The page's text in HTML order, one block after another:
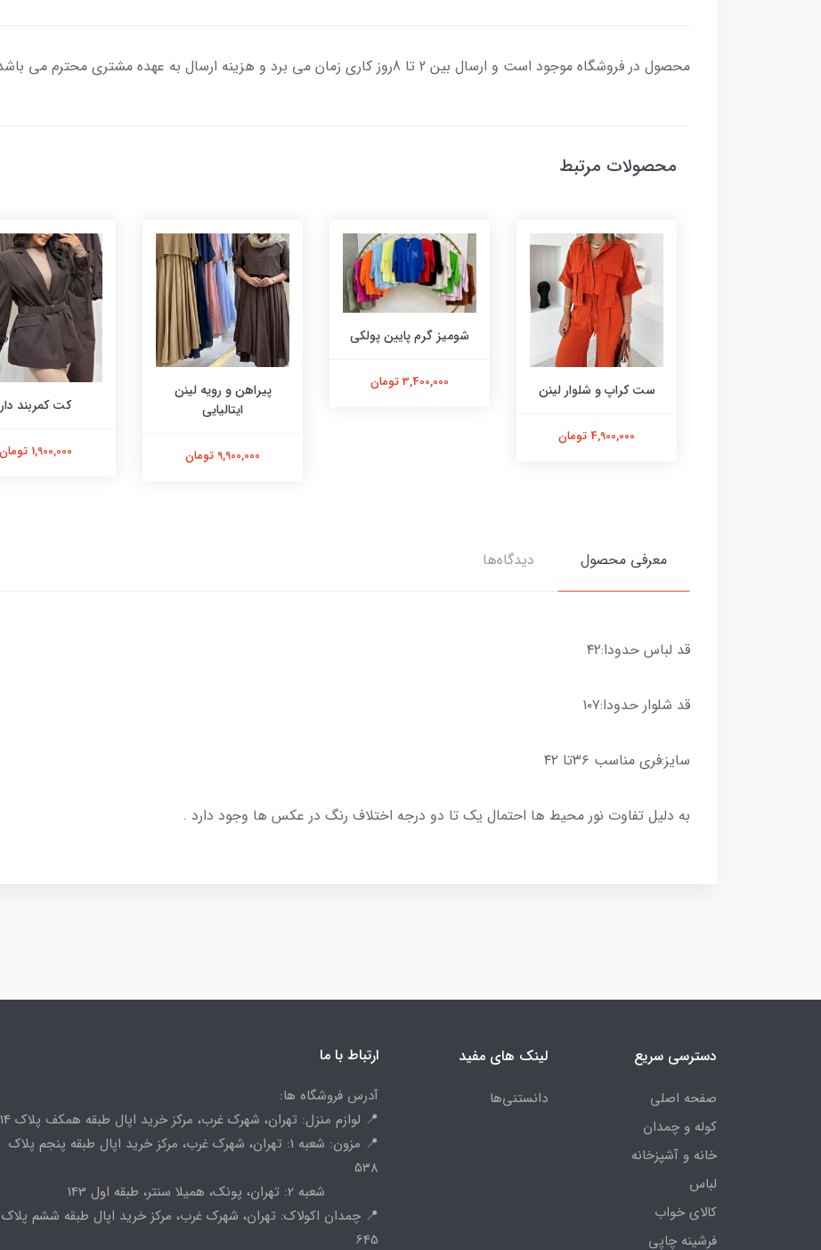
محصول در فروشگاه موجود است و ارسال بین 2 تا 8روز کاری زمان می برد و هزینه ارسال به عهده مشتری محترم می باشد.
محصولات مرتبط
ست کراپ و شلوار لینن
4,900,000 تومان
شومیز گرم پایین پولکی
3,400,000 تومان
پیراهن و رویه لینن
ایتالیایی
9,900,000 تومان
کت کمربند دار
1,900,000 تومان
معرفی محصول دیدگاه‌ها
قد لباس حدودا:۴۲
قد شلوار حدودا:۱۰۷
سایز:فری مناسب ۳۶تا ۴۲
به دلیل تفاوت نور محیط ها احتمال یک تا دو درجه اختلاف رنگ در عکس ها وجود دارد .
دسترسی سریع
صفحه اصلی
کوله و چمدان
خانه و آشپزخانه
لباس
کالای خواب
فرشینه چاپی
لینک های مفید
دانستنی‌ها
ارتباط با ما
آدرس فروشگاه ها:
📍 لوازم منزل: تهران، شهرک غرب، مرکز خرید اپال طبقه همکف پلاک 14
📍 مزون: شعبه 1: تهران، شهرک غرب، مرکز خرید اپال طبقه پنجم پلاک
538
شعبه 2: تهران، پونک، همیلا سنتر، طبقه اول 143
📍 چمدان اکولاک: تهران، شهرک غرب، مرکز خرید اپال طبقه ششم پلاک
645